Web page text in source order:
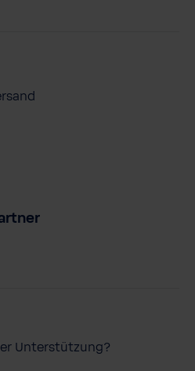
Unterstützung?